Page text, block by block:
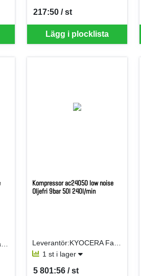
Lägg i plocklista
217:50 / st
SEK per ST
Kompressor ac24050 low noise
Oljefri 9bar 50l 240l/min
1 st i lager
5 801:56 / st
SEK per ST